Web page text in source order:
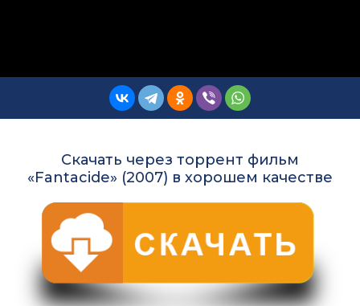
Скачать через торрент фильм
«Fantacide» (2007) в хорошем качестве